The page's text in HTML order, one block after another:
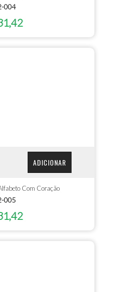
004
ADICIONAR
Com Coração
005